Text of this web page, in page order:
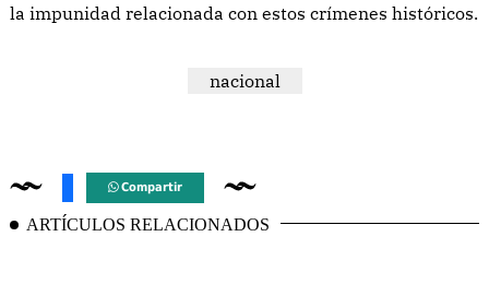
la impunidad relacionada con estos crímenes históricos.
nacional
Compartir
ARTÍCULOS RELACIONADOS